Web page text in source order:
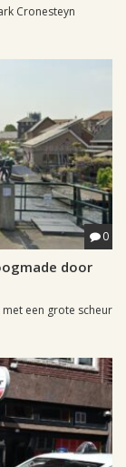
Cronesteyn
0
door
een grote scheur